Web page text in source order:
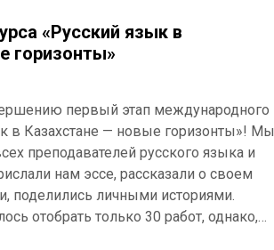
«Русский язык в
горизонты»
первый этап международного
в Казахстане — новые горизонты»! Мы
преподавателей русского языка и
нам эссе, рассказали о своем
поделились личными историями.
отобрать только 30 работ, однако,